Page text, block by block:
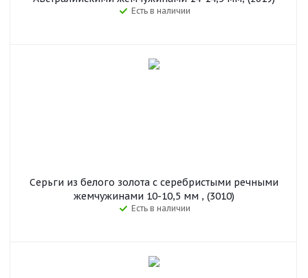
Есть в наличии
Серьги из белого золота с серебристыми речными
жемчужинами 10-10,5 мм , (3010)
Есть в наличии